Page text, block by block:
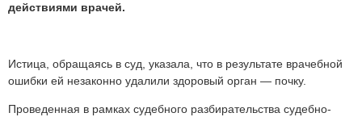
действиями врачей.
Истица, обращаясь в суд, указала, что в результате врачебной
ошибки ей незаконно удалили здоровый орган — почку.
Проведенная в рамках судебного разбирательства судебно-